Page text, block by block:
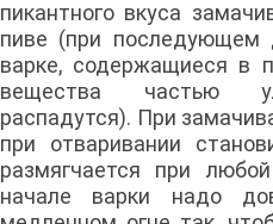
пикантного вкуса
пиве (при последующем
варке, содержащиеся в
вещества частью
распадутся). При
при отваривании
размягчается при
начале варки надо